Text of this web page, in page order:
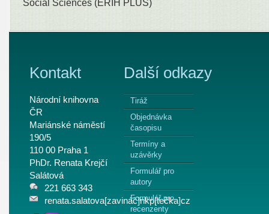
Social Sciences (ERIH PLUS)
Kontakt
Národní knihovna
ČR
Mariánské náměstí
190/5
110 00 Praha 1
PhDr. Renata Krejčí
Salátová
221 663 343
renata.salatova[zavináč]nkp[tečka]cz
Další odkazy
Tiráž
Objednávka
časopisu
Termíny a
uzávěrky
Formulář pro
autory
Formulář pro
recenzenty